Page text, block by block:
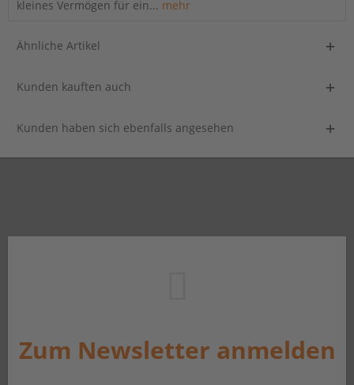
kleines Vermögen für ein... mehr
Ähnliche Artikel
Kunden kauften auch
Kunden haben sich ebenfalls angesehen
Zum Newsletter anmelden